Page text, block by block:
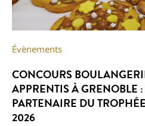
Évènements
CONCOURS
APPRENTIS À GRENOBLE
PARTENAIRE DU
2026